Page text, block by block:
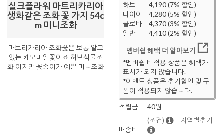
실크플라워 마트리카리아
생화같은 조화 꽃 가지 54c
m 미니조화
마트리카리아 조화꽃은 보통 알고
있는 캐모마일꽃이죠 허브식물조
화 이지만 꽃송이가 예쁜 미니조화
하트
4,190 (7% 할인)
다이아
4,280 (5% 할인)
클로바
4,370 (3% 할인)
일반
4,410 (2% 할인)
멤버쉽 혜택 더 알아보기
*멤버쉽 비적용 상품은 혜택가
표시가 되지 않습니다.
*이벤트 상품은 추가할인 및 쿠
폰이 적용되지 않습니다.
적립금
40원
배송비
(조건) 지역별추가